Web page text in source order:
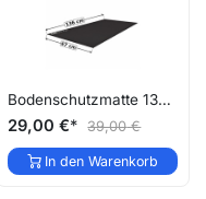
Bodenschutzmatte 136x67cm UM2
29,00 €* 39,00€
In den Warenkorb